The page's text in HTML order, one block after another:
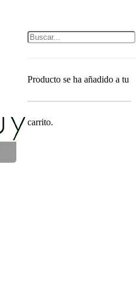
Producto se ha añadido a tu
carrito.